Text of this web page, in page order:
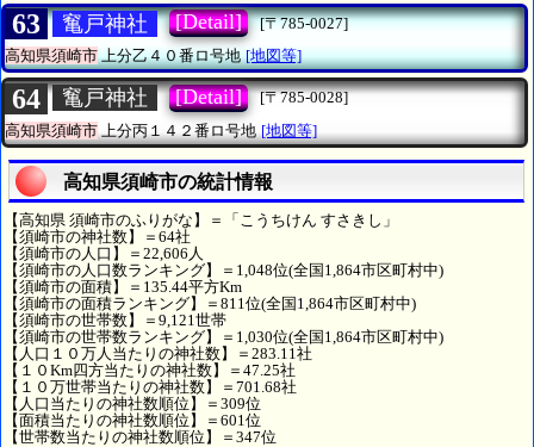
63 䆴戸神社 [Detail]
[〒785-0027]
高知県須崎市上分乙４０番ロ号地 [地図等]
64 䆴戸神社 [Detail]
[〒785-0028]
高知県須崎市 上分丙１４２番ロ号地 [地図等]
高知県須崎市の統計情報
【高知県 須崎市のふりがな】＝「こうちけん すさきし」
【須崎市の神社数】＝64社
【須崎市の人口】＝22,606人
【須崎市の人口数ランキング】＝1,048位(全国1,864市区町村中)
【須崎市の面積】＝135.44平方Km
【須崎市の面積ランキング】＝811位(全国1,864市区町村中)
【須崎市の世帯数】＝9,121世帯
【須崎市の世帯数ランキング】＝1,030位(全国1,864市区町村中)
【人口１０万人当たりの神社数】＝283.11社
【１０Km四方当たりの神社数】＝47.25社
【１０万世帯当たりの神社数】＝701.68社
【人口当たりの神社数順位】＝309位
【面積当たりの神社数順位】＝601位
【世帯数当たりの神社数順位】＝347位